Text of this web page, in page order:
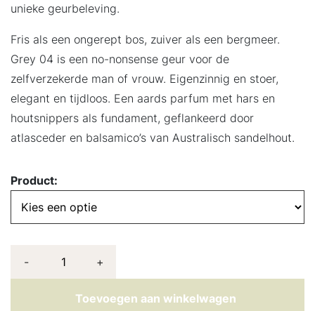
unieke geurbeleving.
Fris als een ongerept bos, zuiver als een bergmeer.
Grey 04 is een no-nonsense geur voor de
zelfverzekerde man of vrouw. Eigenzinnig en stoer,
elegant en tijdloos. Een aards parfum met hars en
houtsnippers als fundament, geflankeerd door
atlasceder en balsamico’s van Australisch sandelhout.
Product:
- +
Toevoegen aan winkelwagen